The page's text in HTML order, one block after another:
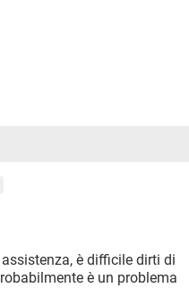
è difficile dirti di
è un problema